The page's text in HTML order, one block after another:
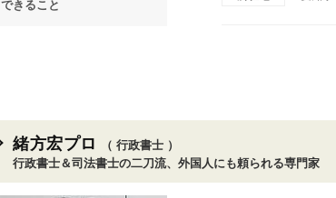
できること
緒方宏プロ
（ 行政書士 ）
行政書士＆司法書士の二刀流、外国人にも頼られる専門家